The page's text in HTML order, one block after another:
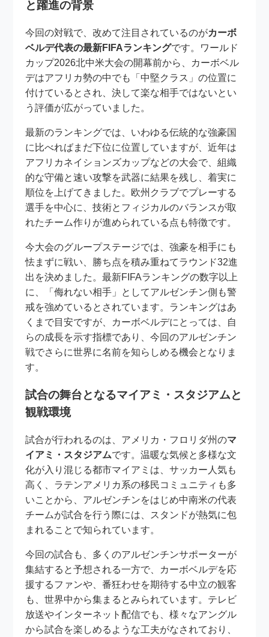
と躍進の背景
今回の対戦で、改めて注目されているのがカーボ
ベルデ代表の最新FIFAランキングです。ワールド
カップ2026北中米大会の開幕前から、カーボベル
デはアフリカ勢の中でも「中堅クラス」の位置に
付けているとされ、決して楽な相手ではないとい
う評価が広がっていました。
最新のランキングでは、いわゆる伝統的な強豪国
に比べればまだ下位に位置していますが、近年は
アフリカネイションズカップなどの大会で、組織
的な守備と速い攻撃を武器に結果を残し、着実に
順位を上げてきました。欧州クラブでプレーする
選手を中心に、技術とフィジカルのバランスが取
れたチーム作りが進められている点も特徴です。
今大会のグループステージでは、強豪を相手にも
怯まずに戦い、勝ち点を積み重ねてラウンド32進
出を決めました。最新FIFAランキングの数字以上
に、「侮れない相手」としてアルゼンチン側も警
戒を強めているとされています。ランキングはあ
くまで目安ですが、カーボベルデにとっては、自
らの成長を示す指標であり、今回のアルゼンチン
戦でさらに世界に名前を知らしめる機会となりま
す。
試合の舞台となるマイアミ・スタジアムと
観戦環境
試合が行われるのは、アメリカ・フロリダ州のマ
イアミ・スタジアムです。温暖な気候と多様な文
化が入り混じる都市マイアミは、サッカー人気も
高く、ラテンアメリカ系の移民コミュニティも多
いことから、アルゼンチンをはじめ中南米の代表
チームが試合を行う際には、スタンドが熱気に包
まれることで知られています。
今回の試合も、多くのアルゼンチンサポーターが
集結すると予想される一方で、カーボベルデを応
援するファンや、番狂わせを期待する中立の観客
も、世界中から集まるとみられています。テレビ
放送やインターネット配信でも、様々なアングル
から試合を楽しめるような工夫がなされており、